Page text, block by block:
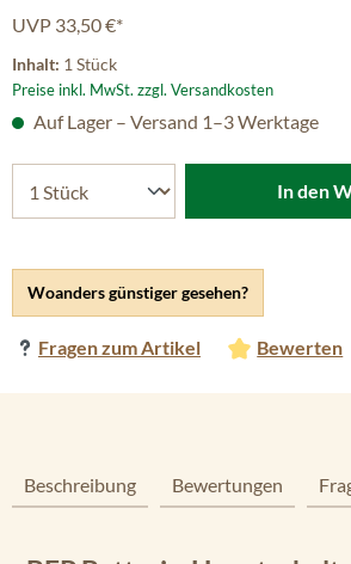
UVP 33,50 €*
Inhalt: 1 Stück
Preise inkl. MwSt. zzgl. Versandkosten
Woanders günstiger gesehen?
Fragen zum Artikel Bewerten
Auf Lager – Versand 1–3 Werktage
In den
Beschreibung Bewertungen